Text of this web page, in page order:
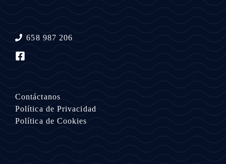
658 987 206
Contáctanos
Política de Privacidad
Política de Cookies